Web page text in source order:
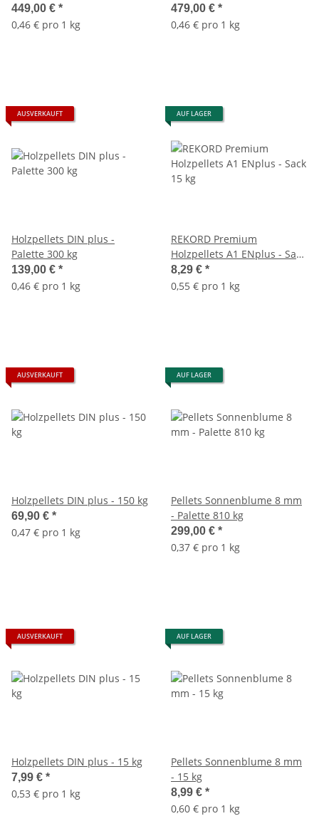
449,00 € *
0,46 € pro 1 kg
479,00 € *
0,46 € pro 1 kg
AUSVERKAUFT
Holzpellets DIN plus -
Palette 300 kg
139,00 € *
0,46 € pro 1 kg
AUF LAGER
REKORD Premium
Holzpellets A1 ENplus - Sack
15 kg
8,29 € *
0,55 € pro 1 kg
AUSVERKAUFT
Holzpellets DIN plus - 150 kg
69,90 € *
0,47 € pro 1 kg
AUF LAGER
Pellets Sonnenblume 8 mm
- Palette 810 kg
299,00 € *
0,37 € pro 1 kg
AUSVERKAUFT
Holzpellets DIN plus - 15 kg
7,99 € *
0,53 € pro 1 kg
AUF LAGER
Pellets Sonnenblume 8 mm
- 15 kg
8,99 € *
0,60 € pro 1 kg